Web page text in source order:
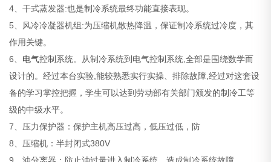
4、干式蒸发器:也是制冷系统最终功能直接表现。
5、风冷冷凝器机组:为压缩机散热降温，保证制冷系统过冷度，其
作用关键。
6、 电气控制系统。从制冷系统到电气控制系统,全部是围绕数学而
设计的。经过本台实验,能较熟悉实行实操、排除故障,经过对这套设
备的学习掌控把握，学生可以达到劳动部有关部门颁发的制冷工等
级的中级水平。
7、压力保护器：保护主机高压过高，低压过低，防
8、压缩机：半封闭式380V